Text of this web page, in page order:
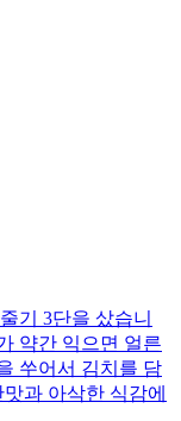
기 3단을 샀습니
약간 익으면 얼른
쑤어서 김치를 담
과 아삭한 식감에